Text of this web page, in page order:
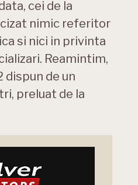
cei de la
nimic referitor
si nici in privinta
Reamintim,
dispun de un
preluat de la